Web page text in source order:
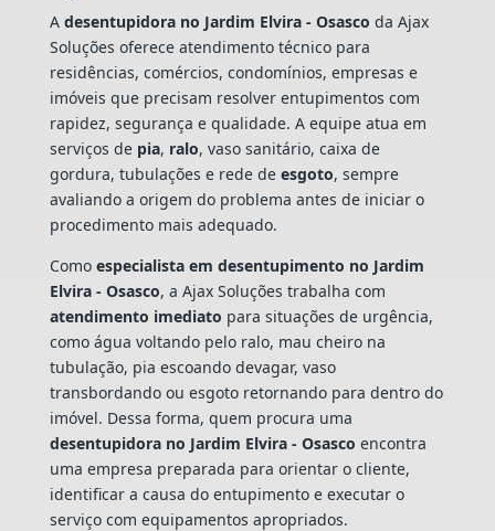
A desentupidora no Jardim Elvira - Osasco da Ajax
Soluções oferece atendimento técnico para
residências, comércios, condomínios, empresas e
imóveis que precisam resolver entupimentos com
rapidez, segurança e qualidade. A equipe atua em
serviços de pia, ralo, vaso sanitário, caixa de
gordura, tubulações e rede de esgoto, sempre
avaliando a origem do problema antes de iniciar o
procedimento mais adequado.
Como especialista em desentupimento no Jardim
Elvira - Osasco, a Ajax Soluções trabalha com
atendimento imediato para situações de urgência,
como água voltando pelo ralo, mau cheiro na
tubulação, pia escoando devagar, vaso
transbordando ou esgoto retornando para dentro do
imóvel. Dessa forma, quem procura uma
desentupidora no Jardim Elvira - Osasco encontra
uma empresa preparada para orientar o cliente,
identificar a causa do entupimento e executar o
serviço com equipamentos apropriados.